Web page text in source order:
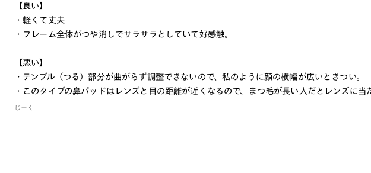
【良い】
・軽くて丈夫
・フレーム全体がつや消しでサラサラとしていて好感触。
【悪い】
・テンプル（つる）部分が曲がらず調整できないので、私のように顔の横幅が広いときつい。
・このタイプの鼻パッドはレンズと目の距離が近くなるので、まつ毛が長い人だとレンズに
じーく